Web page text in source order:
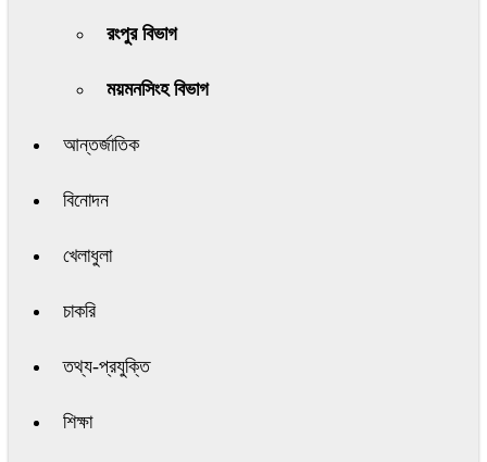
রংপুর বিভাগ
ময়মনসিংহ বিভাগ
আন্তর্জাতিক
বিনোদন
খেলাধুলা
চাকরি
তথ্য-প্রযুক্তি
শিক্ষা